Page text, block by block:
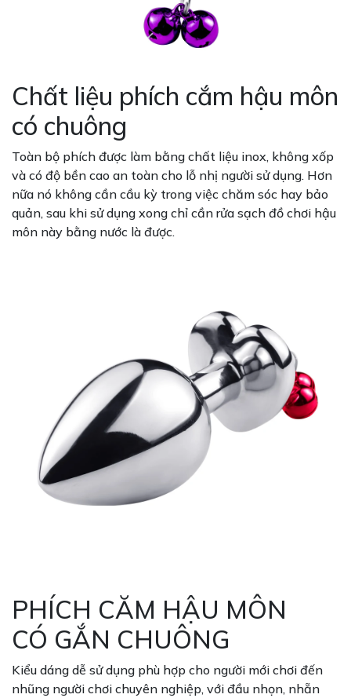
Chất liệu phích cắm hậu môn
có chuông
Toàn bộ phích được làm bằng chất liệu inox, không xốp
và có độ bền cao an toàn cho lỗ nhị người sử dụng. Hơn
nữa nó không cần cầu kỳ trong việc chăm sóc hay bảo
quản, sau khi sử dụng xong chỉ cần rửa sạch đồ chơi hậu
môn này bằng nước là được.
PHÍCH CĂM HẬU MÔN
CÓ GẮN CHUÔNG
Kiểu dáng dễ sử dụng phù hợp cho người mới chơi đến
nhũng người chơi chuyên nghiệp, với đầu nhọn, nhẵn